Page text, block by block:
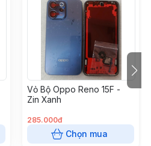
Vỏ Bộ Oppo Reno 15F -
Zin Xanh
285.000đ
Chọn mua